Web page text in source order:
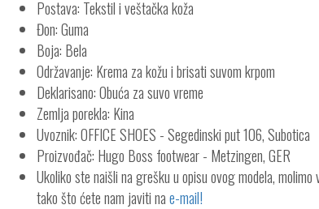
Postava: Tekstil i veštačka koža
Đon: Guma
Boja: Bela
Održavanje: Krema za kožu i brisati suvom krpom
Deklarisano: Obuća za suvo vreme
Zemlja porekla: Kina
Uvoznik: OFFICE SHOES - Segedinski put 106, Subotica
Proizvođač: Hugo Boss footwear - Metzingen, GER
Ukoliko ste naišli na grešku u opisu ovog modela,
tako što ćete nam javiti nae-mail!